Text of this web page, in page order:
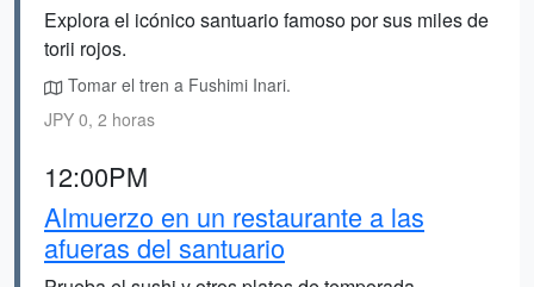
Explora el icónico santuario famoso por sus miles de
torii rojos.
Tomar el tren a Fushimi Inari.
JPY 0, 2 horas
12:00PM
Almuerzo en un restaurante a las
afueras del santuario